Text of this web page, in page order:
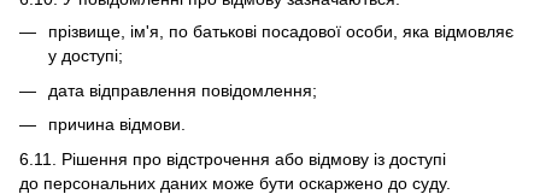
прізвище, ім'я, по батькові посадової особи, яка відмовляє
у доступі;
дата відправлення повідомлення;
причина відмови.
6.11. Рішення про відстрочення або відмову із доступі
до персональних даних може бути оскаржено до суду.